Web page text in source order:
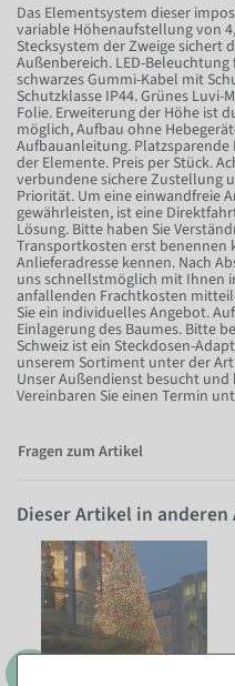
Das Elementsystem dieser
variable Höhenaufstellung von
Stecksystem der Zweige sichert
Außenbereich. LED-
schwarzes Gummi-Kabel mit
Schutzklasse IP44. Grünes
Folie. Erweiterung der Höhe ist
möglich, Aufbau ohne
Aufbauanleitung.
der Elemente. Preis per Stück.
verbundene sichere Zustellung
Priorität. Um eine einwandfreie
gewährleisten, ist eine
Lösung. Bitte haben Sie
Transportkosten erst benennen
Anlieferadresse kennen. Nach
uns schnellstmöglich mit Ihnen
anfallenden Frachtkosten
Sie ein individuelles Angebot.
Einlagerung des Baumes. Bitte
Schweiz ist ein Steckdosen-
unserem Sortiment unter der
Unser Außendienst besucht und
Vereinbaren Sie einen Termin
Fragen zum Artikel
Dieser Artikel in